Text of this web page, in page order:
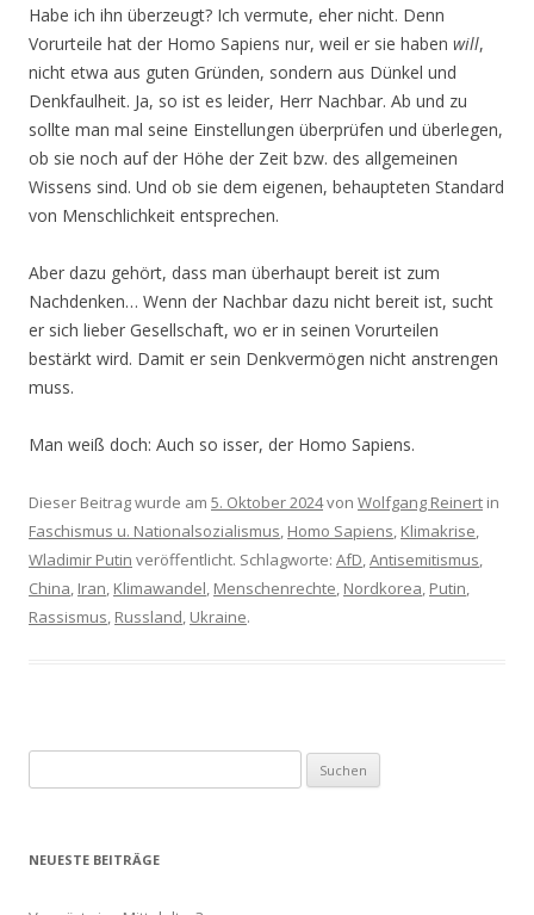
Habe ich ihn überzeugt? Ich vermute, eher nicht. Denn
Vorurteile hat der Homo Sapiens nur, weil er sie haben will,
nicht etwa aus guten Gründen, sondern aus Dünkel und
Denkfaulheit. Ja, so ist es leider, Herr Nachbar. Ab und zu
sollte man mal seine Einstellungen überprüfen und überlegen,
ob sie noch auf der Höhe der Zeit bzw. des allgemeinen
Wissens sind. Und ob sie dem eigenen, behaupteten Standard
von Menschlichkeit entsprechen.
Aber dazu gehört, dass man überhaupt bereit ist zum
Nachdenken… Wenn der Nachbar dazu nicht bereit ist, sucht
er sich lieber Gesellschaft, wo er in seinen Vorurteilen
bestärkt wird. Damit er sein Denkvermögen nicht anstrengen
muss.
Man weiß doch: Auch so isser, der Homo Sapiens.
Dieser Beitrag wurde am 5. Oktober 2024von Wolfgang Reinert in
Faschismus u. Nationalsozialismus, Homo Sapiens, Klimakrise,
Wladimir Putin veröffentlicht. Schlagworte: AfD,Antisemitismus,
China, Iran, Klimawandel, Menschenrechte, Nordkorea, Putin,
Rassismus, Russland, Ukraine.
nach:
NEUESTE BEITRÄGE